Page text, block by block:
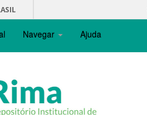
Navegar Ajuda